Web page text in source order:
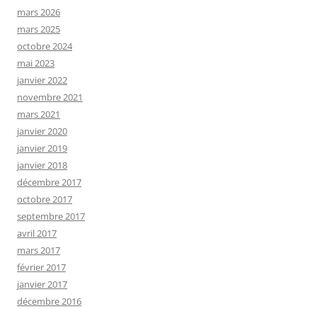
mars 2026
mars 2025
octobre 2024
mai 2023
janvier 2022
novembre 2021
mars 2021
janvier 2020
janvier 2019
janvier 2018
décembre 2017
octobre 2017
septembre 2017
avril 2017
mars 2017
février 2017
janvier 2017
décembre 2016